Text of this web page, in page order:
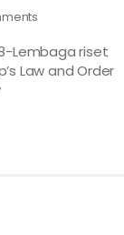
Lembaga riset
Law and Order